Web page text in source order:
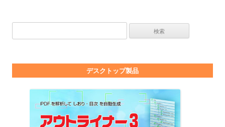
デスクトップ製品